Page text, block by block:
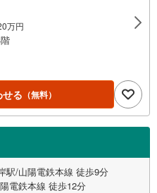
万円
る （無料）
駅/山陽電鉄本線 徒歩9分
電鉄本線 徒歩12分